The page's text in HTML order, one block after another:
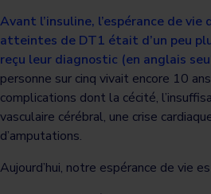
Avant l’insuline, l’espérance de vie
atteintes de DT1 était d’un peu
reçu leur diagnostic (en anglais
personne sur cinq vivait encore 10
complications dont la cécité,
vasculaire cérébral, une crise
d’amputations.
Aujourd’hui, notre espérance de vie